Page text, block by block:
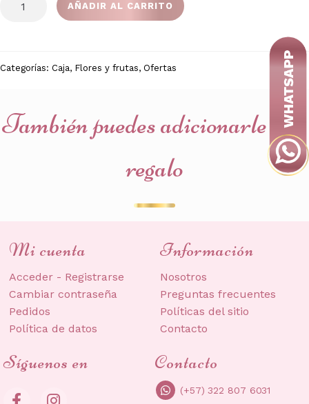
DIA
AÑADIR AL CARRITO
Categorías: Caja, Flores y frutas, Ofertas
También puedes adicionarle a tu
regalo
Contacto
(+57) 322 807 6031
Síguenos en
Información
Nosotros
Preguntas frecuentes
Políticas del sitio
Contacto
Mi cuenta
Acceder - Registrarse
Cambiar contraseña
Pedidos
Política de datos